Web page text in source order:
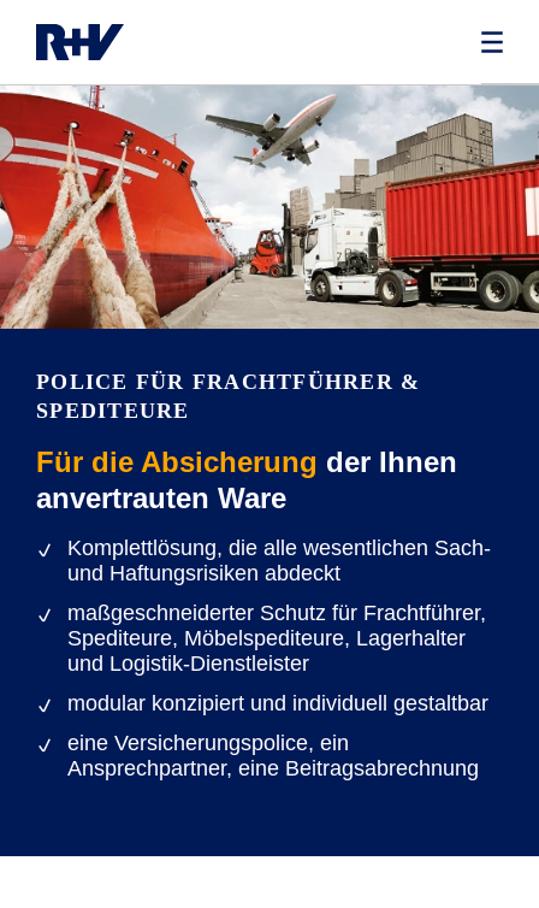
POLICE FÜR FRACHTFÜHRER &
SPEDITEURE
Für die Absicherung der Ihnen
anvertrauten Ware
Komplettlösung, die alle wesentlichen Sach-
und Haftungsrisiken abdeckt
maßgeschneiderter Schutz für Frachtführer,
Spediteure, Möbelspediteure, Lagerhalter
und Logistik-Dienstleister
modular konzipiert und individuell gestaltbar
eine Versicherungspolice, ein
Ansprechpartner, eine Beitragsabrechnung